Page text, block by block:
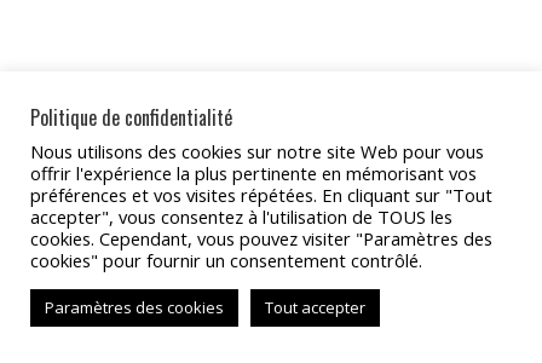
Partager
Partager
sur
Facebook
Partager
sur
X
Partager
sur
Pinterest
Partager
sur
LinkedIn
Partager
sur
WhatsApp
BAS
Politique de confidentialité
Nous utilisons des cookies sur notre site Web pour vous
offrir l'expérience la plus pertinente en mémorisant vos
préférences et vos visites répétées. En cliquant sur "Tout
accepter", vous consentez à l'utilisation de TOUS les
cookies. Cependant, vous pouvez visiter "Paramètres des
cookies" pour fournir un consentement contrôlé.
Paramètres des cookies Tout accepter